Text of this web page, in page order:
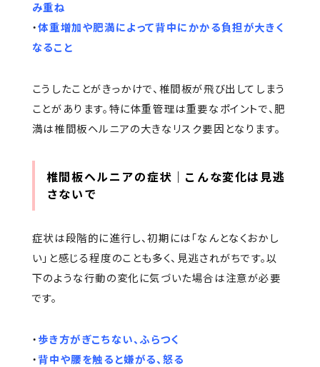
み重ね
・体重増加や肥満によって背中にかかる負担が大きく
なること
こうしたことがきっかけで、椎間板が飛び出してしまう
ことがあります。特に体重管理は重要なポイントで、肥
満は椎間板ヘルニアの大きなリスク要因となります。
椎間板ヘルニアの症状｜こんな変化は見逃
さないで
症状は段階的に進行し、初期には「なんとなくおかし
い」と感じる程度のことも多く、見逃されがちです。以
下のような行動の変化に気づいた場合は注意が必要
です。
・ 歩き方がぎこちない、ふらつく
・ 背中や腰を触ると嫌がる、怒る